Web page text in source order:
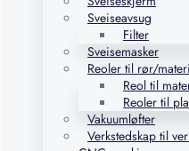
Sveiseavsug
Filter
Sveisemasker
Reoler til rør/
Reol til
Reoler til
Vakuumløfter
Verkstedskap til